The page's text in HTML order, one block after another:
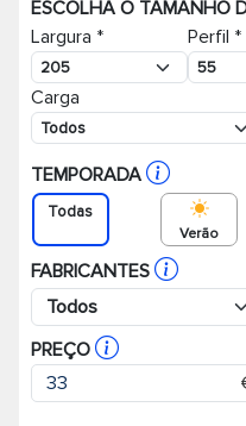
Pneus de Van
Pneus de caminhão
Contato
ESCOLHA O TAMANHO
Largura *
Perfil *
Carga
TEMPORADA
Todas
Verão
FABRICANTES
PREÇO